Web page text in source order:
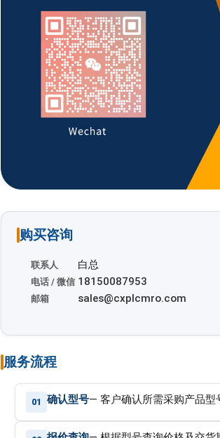
购买咨询
联系人 白总
电话 / 微信 18150087953
邮箱 sales@cxplcmro.com
服务流程
确认型号— 客户确认所需采购产品型